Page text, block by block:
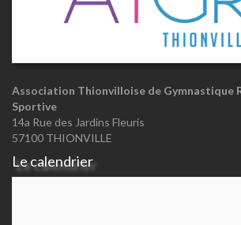
Association Thionvilloise de Gymnastique
Sportive
14a Rue des Jardins Fleuris
57100 THIONVILLE
Le calendrier